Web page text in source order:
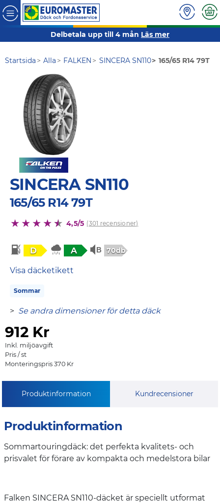
Delbetala upp till 4 mån Läs mer
Startsida Alla FALKEN SINCERA SN110 165/65 R14 79T
SINCERA SN110
165/65 R14 79T
4,5/5 (301 recensioner)
D A 70db
Visa däcketikett
Sommar
> Se andra dimensioner för detta däck
912 Kr
Inkl. miljöavgift
Pris / st
Monteringspris 370 Kr
Produktinformation Kundrecensioner
Produktinformation
Sommartouringdäck: det perfekta kvalitets- och
prisvalet för förare av kompakta och medelstora bilar
Falken SINCERA SN110-däcket är speciellt utformat